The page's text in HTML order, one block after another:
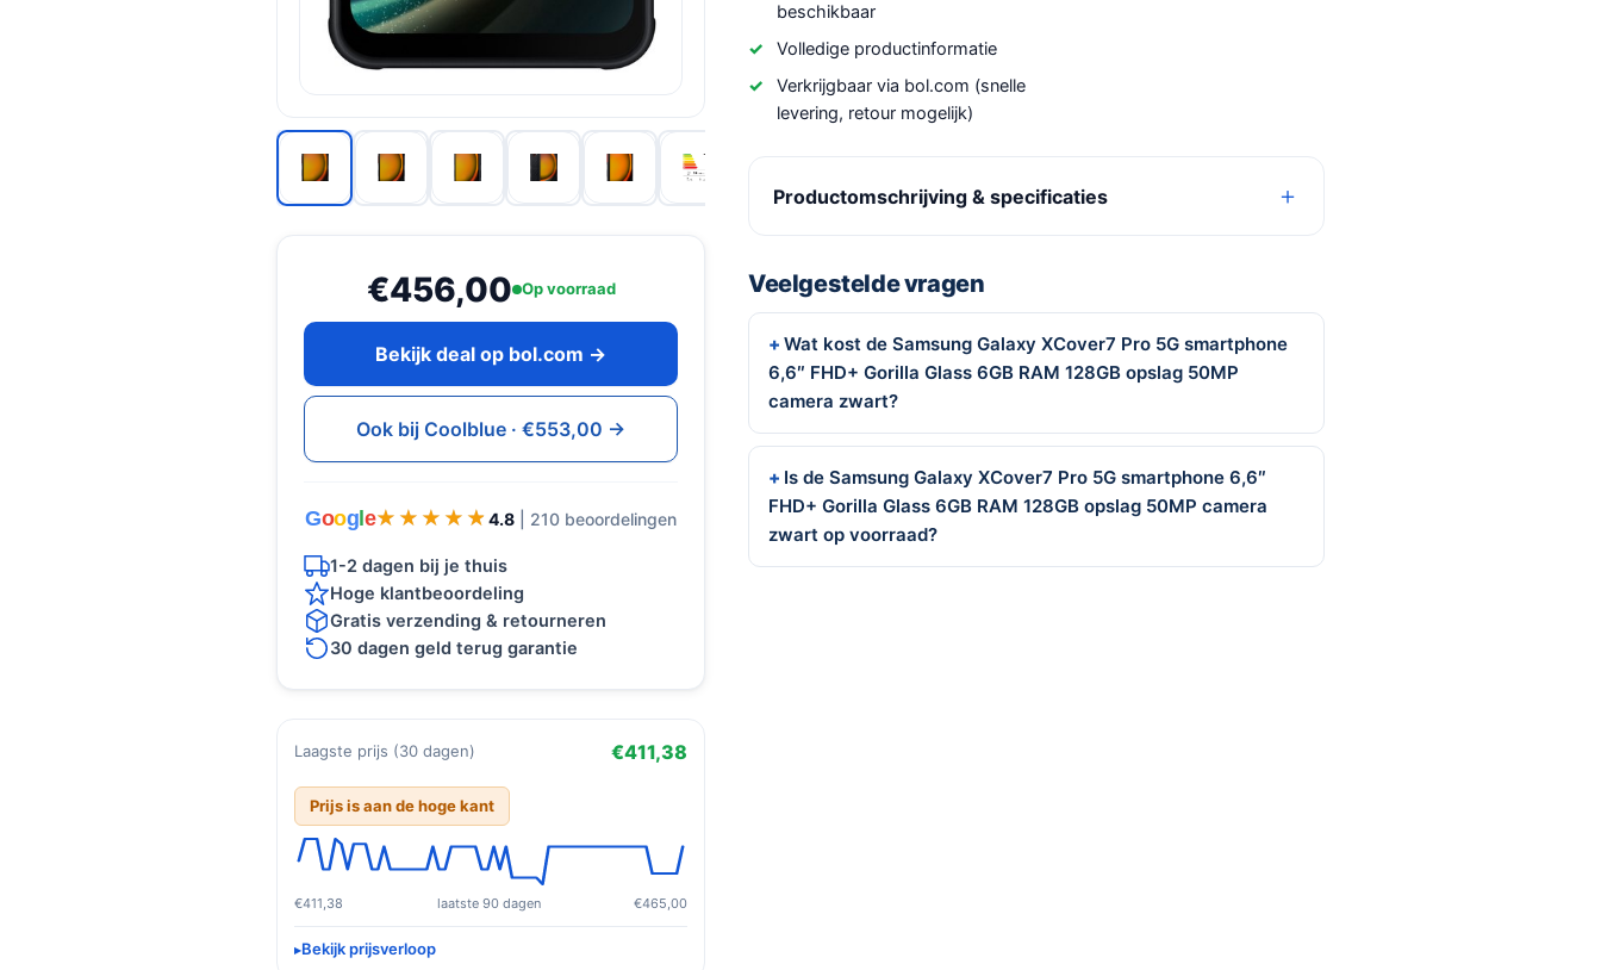
€456,00 Op voorraad
Bekijk deal op bol.com →
Ook bij Coolblue · €553,00 →
Google★★★★★
★★★★★ 4.8 | 210 beoordelingen
1-2 dagen bij je thuis
Hoge klantbeoordeling
Gratis verzending & retourneren
30 dagen geld terug garantie
Laagste prijs (30 dagen) €411,38
Prijs is aan de hoge kant
€411,38 laatste 90 dagen €465,00
Bekijk prijsverloop
beschikbaar
Volledige productinformatie
Verkrijgbaar via bol.com (snelle
levering, retour mogelijk)
Productomschrijving & specificaties
Veelgestelde vragen
Wat kost de Samsung Galaxy XCover7 Pro 5G smartphone
6,6″ FHD+ Gorilla Glass 6GB RAM 128GB opslag 50MP
camera zwart?
Is de Samsung Galaxy XCover7 Pro 5G smartphone 6,6″
FHD+ Gorilla Glass 6GB RAM 128GB opslag 50MP camera
zwart op voorraad?